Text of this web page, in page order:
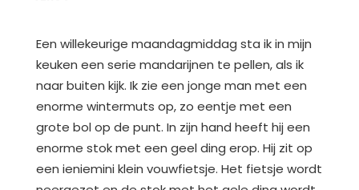
Een willekeurige maandagmiddag sta ik in mijn
keuken een serie mandarijnen te pellen, als ik
naar buiten kijk. Ik zie een jonge man met een
enorme wintermuts op, zo eentje met een
grote bol op de punt. In zijn hand heeft hij een
enorme stok met een geel ding erop. Hij zit op
een ieniemini klein vouwfietsje. Het fietsje wordt